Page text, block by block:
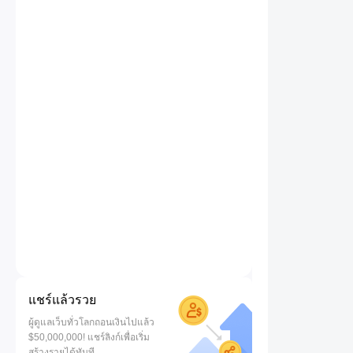
แชร์แล้วรวย
ผู้ดูแลเว็บทั่วโลกถอนเงินไปแล้ว
$50,000,000! แชร์ลิงก์เพื่อเริ่ม